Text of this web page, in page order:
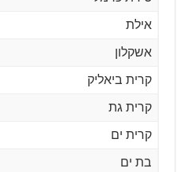
אילת
אשקלון
קרית ביאליק
קרית גת
קרית ים
בת ים